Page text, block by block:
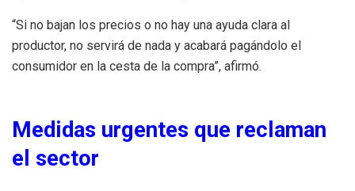
“Si no bajan los precios o no hay una ayuda clara al
productor, no servirá de nada y acabará pagándolo el
consumidor en la cesta de la compra”, afirmó.
Medidas urgentes que reclaman
el sector